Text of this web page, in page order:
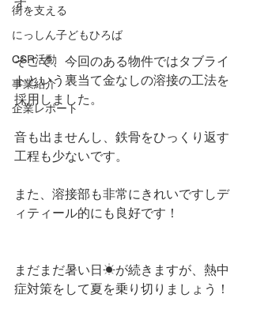
街を支える
にっしん子どもひろば
CSR活動
事業紹介
企業レポート
す。
そこで、今回のある物件ではタブライ
トという裏当て金なしの溶接の工法を
採用しました。
音も出ませんし、鉄骨をひっくり返す
工程も少ないです。
また、溶接部も非常にきれいですしデ
ィティール的にも良好です！
まだまだ暑い日☀が続きますが、熱中
症対策をして夏を乗り切りましょう！